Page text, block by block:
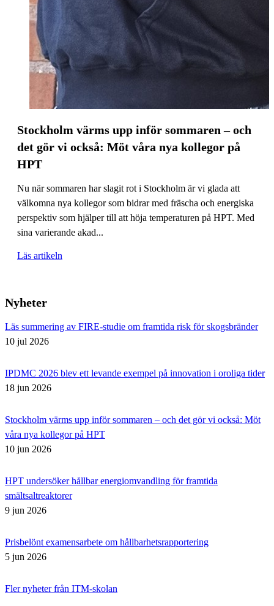
Stockholm värms upp inför sommaren – och
det gör vi också: Möt våra nya kollegor på
HPT
Nu när sommaren har slagit rot i Stockholm är vi glada att
välkomna nya kollegor som bidrar med fräscha och energiska
perspektiv som hjälper till att höja temperaturen på HPT. Med
sina varierande akad...
Läs artikeln
Nyheter
Läs summering av FIRE-studie om framtida risk för skogsbränder
10 jul 2026
IPDMC 2026 blev ett levande exempel på innovation i oroliga tider
18 jun 2026
Stockholm värms upp inför sommaren – och det gör vi också: Möt
våra nya kollegor på HPT
10 jun 2026
HPT undersöker hållbar energiomvandling för framtida
smältsaltreaktorer
9 jun 2026
Prisbelönt examensarbete om hållbarhetsrapportering
5 jun 2026
Fler nyheter från ITM-skolan